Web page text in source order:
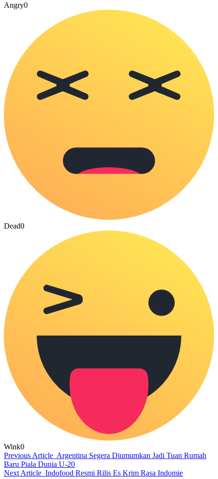
Angry0
Dead0
Wink0
Previous Article Argentina Segera Diumumkan Jadi Tuan Rumah
Baru Piala Dunia U-20
Next Article Indofood Resmi Rilis Es Krim Rasa Indomie